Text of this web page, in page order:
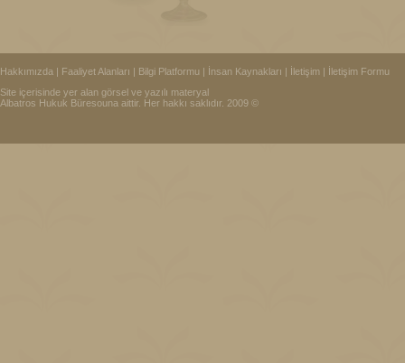
Hakkımızda | Faaliyet Alanları | Bilgi Platformu | İnsan Kaynakları | İletişim | İletişim Formu
Site içerisinde yer alan görsel ve yazılı materyal
Albatros Hukuk Büresouna aittir. Her hakkı saklıdır. 2009 ©